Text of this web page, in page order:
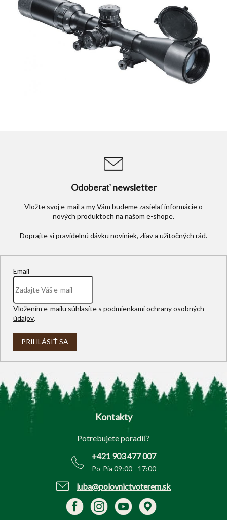
Odoberať newsletter
Vložte svoj e-mail a my Vám budeme zasielať informácie o
nových produktoch na našom e-shope.
Email
Vložením e-mailu súhlasíte s podmienkami ochrany osobných
údajov.
PRIHLÁSIŤ SA
Z
Kontakty
Potrebujete poradiť?
+421 903 477 007
Po-Pia 09:00 - 17:00
luba@polovnictvoterem.sk